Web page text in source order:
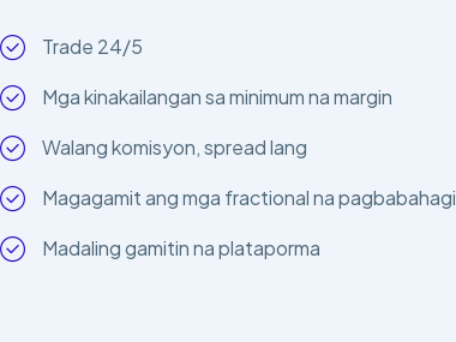
Trade 24/5
Mga kinakailangan sa minimum na margin
Walang komisyon, spread lang
Magagamit ang mga fractional na pagbabahagi
Madaling gamitin na plataporma